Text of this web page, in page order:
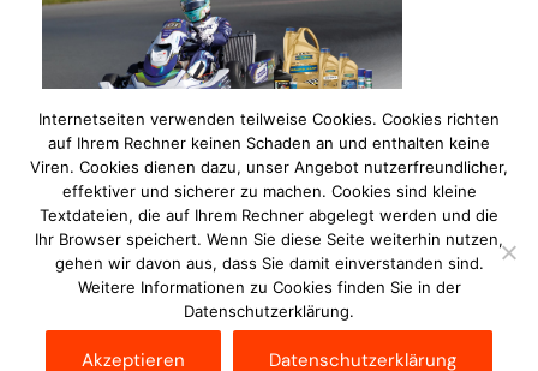
Impressum Datenschutzerklärung
Disclaimer
Internetseiten verwenden teilweise Cookies. Cookies richten
auf Ihrem Rechner keinen Schaden an und enthalten keine
Viren. Cookies dienen dazu, unser Angebot nutzerfreundlicher,
effektiver und sicherer zu machen. Cookies sind kleine
Textdateien, die auf Ihrem Rechner abgelegt werden und die
Ihr Browser speichert. Wenn Sie diese Seite weiterhin nutzen,
gehen wir davon aus, dass Sie damit einverstanden sind.
Weitere Informationen zu Cookies finden Sie in der
Datenschutzerklärung.
Akzeptieren Datenschutzerklärung